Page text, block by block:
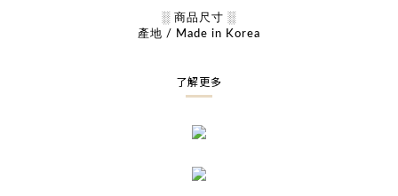
░ 商品尺寸 ░
產地 / Made in Korea
了解更多